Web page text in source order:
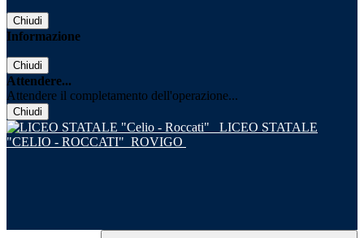
Chiudi
Informazione
Chiudi
Attendere...
Attendere il completamento dell'operazione...
Chiudi
LICEO STATALE
"CELIO - ROCCATI" ROVIGO